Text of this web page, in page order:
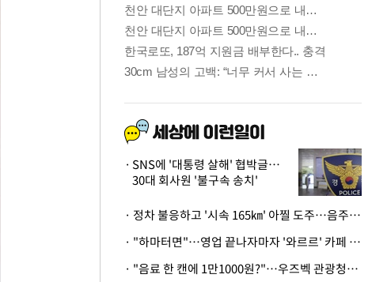
SNS에 '대통령 살해' 협박글…
30대 회사원 '불구속 송치'
· 정차 불응하고 '시속 165㎞' 아찔 도주…음주운전자 체포
· "하마터면"…영업 끝나자마자 '와르르' 카페 테라스 덮친 대리석 외벽
· "음료 한 캔에 1만1000원?"…우즈벡 관광청까지 나섰다, 유튜버 폭로 후폭풍